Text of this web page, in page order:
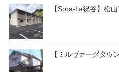
【Sora-La祝谷】松
【ミルヴァーグタウ